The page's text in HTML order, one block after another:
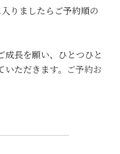
りましたらご予約順の
成長を願い、ひとつひと
ただきます。 ご予約お